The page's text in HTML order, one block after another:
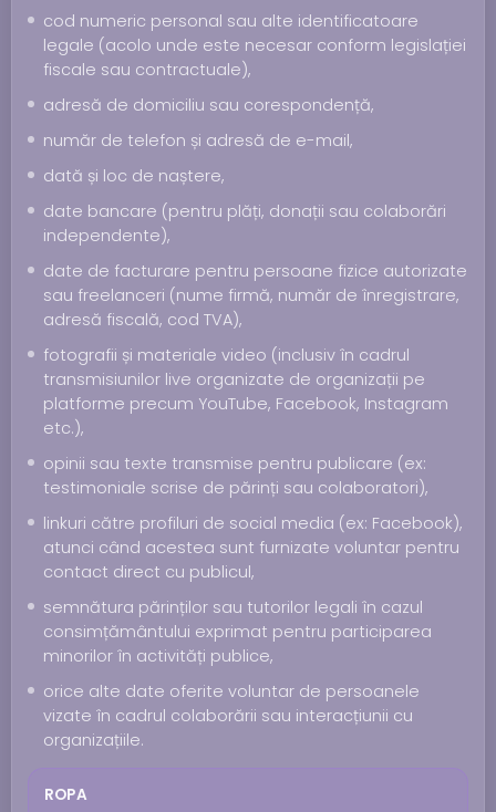
cod numeric personal sau alte identificatoare
legale (acolo unde este necesar conform legislației
fiscale sau contractuale),
adresă de domiciliu sau corespondență,
număr de telefon și adresă de e-mail,
dată și loc de naștere,
date bancare (pentru plăți, donații sau colaborări
independente),
date de facturare pentru persoane fizice autorizate
sau freelanceri (nume firmă, număr de înregistrare,
adresă fiscală, cod TVA),
fotografii și materiale video (inclusiv în cadrul
transmisiunilor live organizate de organizații pe
platforme precum YouTube, Facebook, Instagram
etc.),
opinii sau texte transmise pentru publicare (ex:
testimoniale scrise de părinți sau colaboratori),
linkuri către profiluri de social media (ex: Facebook),
atunci când acestea sunt furnizate voluntar pentru
contact direct cu publicul,
semnătura părinților sau tutorilor legali în cazul
consimțământului exprimat pentru participarea
minorilor în activități publice,
orice alte date oferite voluntar de persoanele
vizate în cadrul colaborării sau interacțiunii cu
organizațiile.
ROPA